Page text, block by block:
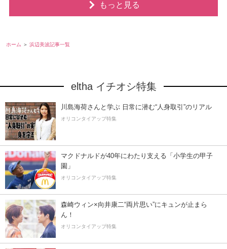
もっと見る
ホーム 浜辺美波記事一覧
eltha イチオシ特集
川島海荷さんと学ぶ 日常に潜む“人身取引”のリアル
オリコンタイアップ特集
マクドナルドが40年にわたり支える「小学生の甲子
園」
オリコンタイアップ特集
森崎ウィン×向井康二“両片思い”にキュンが止まら
ん！
オリコンタイアップ特集